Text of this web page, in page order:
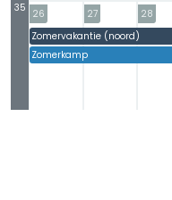
35 26
Zomervakantie (noord)
Zomerkamp
27
#
#
28
#